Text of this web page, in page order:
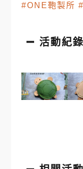
#ONE鞄製所
活動紀錄